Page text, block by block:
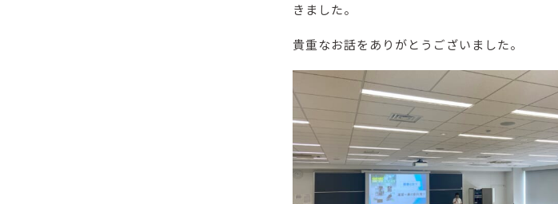
きました。
貴重なお話をありがとうございました。